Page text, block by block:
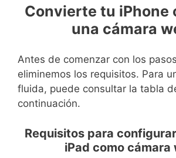
Convierte tu iPhone
una cámara
Antes de comenzar con los
eliminemos los requisitos. Para
fluida, puede consultar la tabla
continuación.
Requisitos para
iPad como cámara